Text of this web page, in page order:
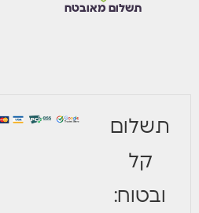
תשלום מאובטח
תשלום
קל
ובטוח: